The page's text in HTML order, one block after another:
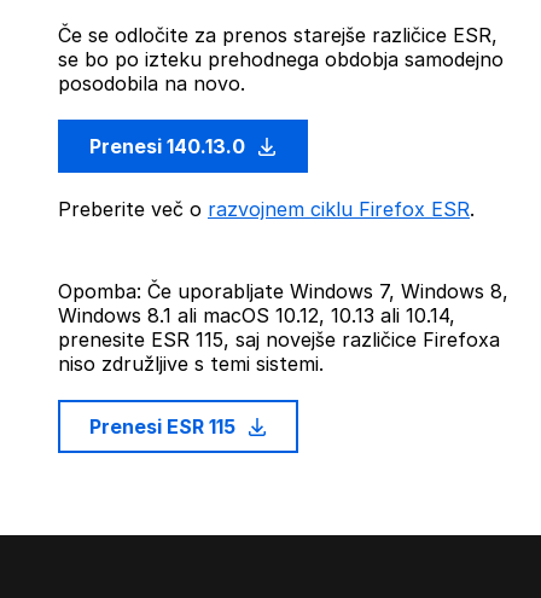
Če se odločite za prenos starejše različice ESR,
se bo po izteku prehodnega obdobja samodejno
posodobila na novo.
Prenesi 140.13.0
Preberite več o razvojnem ciklu Firefox ESR.
Opomba: Če uporabljate Windows 7, Windows 8,
Windows 8.1 ali macOS 10.12, 10.13 ali 10.14,
prenesite ESR 115, saj novejše različice Firefoxa
niso združljive s temi sistemi.
Prenesi ESR 115